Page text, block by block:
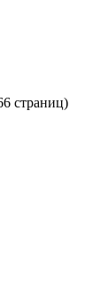
страниц)